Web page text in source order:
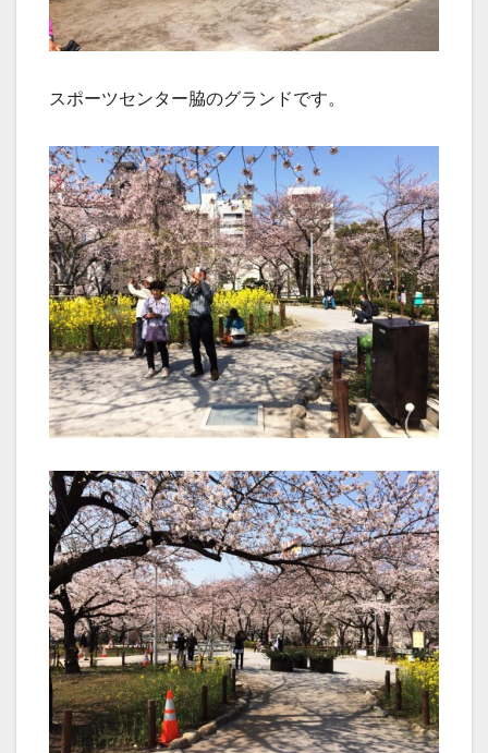
スポーツセンター脇のグランドです。